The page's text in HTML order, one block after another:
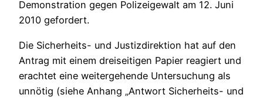
Demonstration gegen Polizeigewalt am 12. Juni
2010 gefordert.
Die Sicherheits- und Justizdirektion hat auf den
Antrag mit einem dreiseitigen Papier reagiert und
erachtet eine weitergehende Untersuchung als
unnötig (siehe Anhang „Antwort Sicherheits- und